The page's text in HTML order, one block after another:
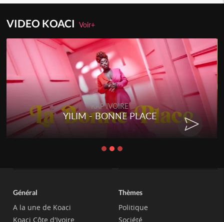
VIDEO KOACIVoir+
RAP IVOIRE
YILIM - BONNE PLACE
Général
A la une de Koaci
Koaci Côte d'Ivoire
Thèmes
Politique
Société